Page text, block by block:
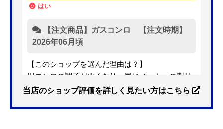
はい
【注文商品】ガスコンロ 【注文時期】
2026年06月頃
【このショップを選んだ理由は？】
IHコンロの調子が悪くなり、同じメーカーの製品
を探していました。ただ、3口から2口のものへ変
は需要が少なく製品によっては割高になるとのこ
当店のショップ評価を詳しく見たい方はこちら